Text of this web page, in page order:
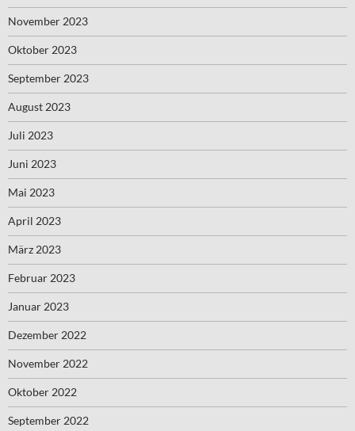
November 2023
Oktober 2023
September 2023
August 2023
Juli 2023
Juni 2023
Mai 2023
April 2023
März 2023
Februar 2023
Januar 2023
Dezember 2022
November 2022
Oktober 2022
September 2022